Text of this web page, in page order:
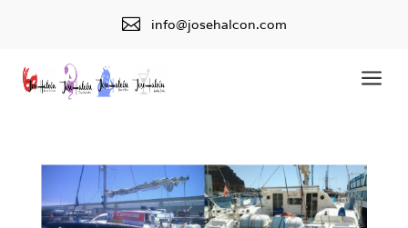
 info@josehalcon.com
a